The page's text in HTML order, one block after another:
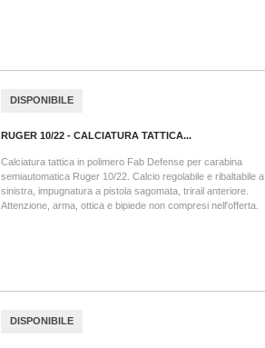
DISPONIBILE
RUGER 10/22 - CALCIATURA TATTICA...
Calciatura tattica in polimero Fab Defense per carabina
semiautomatica Ruger 10/22. Calcio regolabile e ribaltabile a
sinistra, impugnatura a pistola sagomata, trirail anteriore.
Attenzione, arma, ottica e bipiede non compresi nell'offerta.
DISPONIBILE